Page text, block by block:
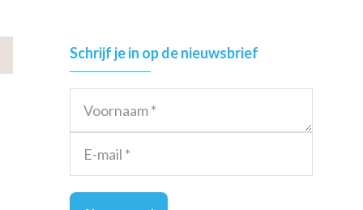
Primary
Sidebar
Schrijf je in op de nieuwsbrief